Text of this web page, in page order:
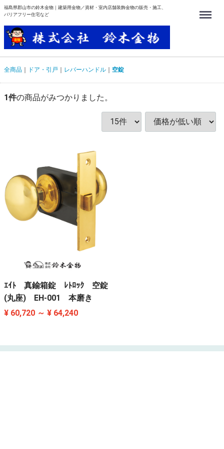
福島県郡山市の鈴木金物｜建築用金物／資材・室内店舗装飾金物の販売・施工、
バリアフリー住宅など
Menu
全商品 ドア・引戸 レバーハンドル 空錠
1件の商品がみつかりました。
ｴｲﾄ 真鍮箱錠 ﾚﾄﾛｯｸ 空錠
(丸座) EH-001 本磨き
¥ 60,720 ～ ¥ 64,240